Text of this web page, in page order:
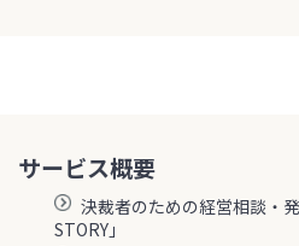
サービス概要
決裁者のための経営相談・
STORY」